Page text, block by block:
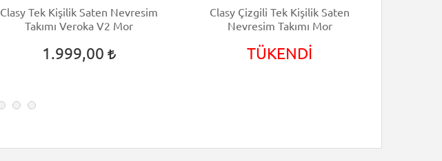
Clasy Tek Kişilik Saten Nevresim
Takımı Veroka V2 Mor
1.999,00
Clasy Çizgili Tek Kişilik Saten
Nevresim Takımı Mor
TÜKENDİ